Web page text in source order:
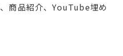
商品紹介、YouTube埋め